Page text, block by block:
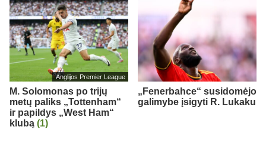
Anglijos Premier League
M. Solomonas po trijų
metų paliks „Tottenham“
ir papildys „West Ham“
klubą (1)
„Fenerbahce“ susidomėjo
galimybe įsigyti R. Lukaku